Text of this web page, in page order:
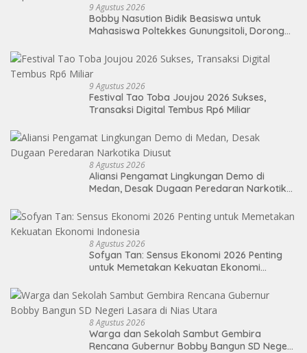
9 Agustus 2026
Bobby Nasution Bidik Beasiswa untuk
Mahasiswa Poltekkes Gunungsitoli, Dorong
Kepulauan Nias
9 Agustus 2026
Festival Tao Toba Joujou 2026 Sukses,
Transaksi Digital Tembus Rp6 Miliar
8 Agustus 2026
Aliansi Pengamat Lingkungan Demo di
Medan, Desak Dugaan Peredaran Narkotika
8 Agustus 2026
Sofyan Tan: Sensus Ekonomi 2026 Penting
untuk Memetakan Kekuatan Ekonomi
8 Agustus 2026
Warga dan Sekolah Sambut Gembira
Rencana Gubernur Bobby Bangun SD Negeri